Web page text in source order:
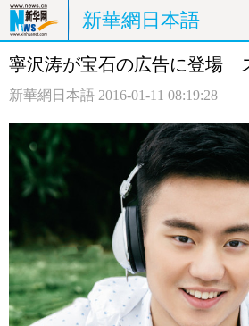
新華網日本語
ホームページ 政治
評論
中日対訳
寧沢涛が宝石の広告に登場
新華網日本語 2016-01-11 08:19:28